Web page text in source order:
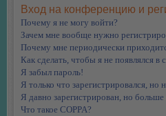
Вход на конференцию и
Почему я не могу войти?
Зачем мне вообще нужно
Почему мне периодически
Как сделать, чтобы я не появлялся в
Я забыл пароль!
Я только что зарегистрировался, но
Я давно зарегистрирован, но
Что такое COPPA?